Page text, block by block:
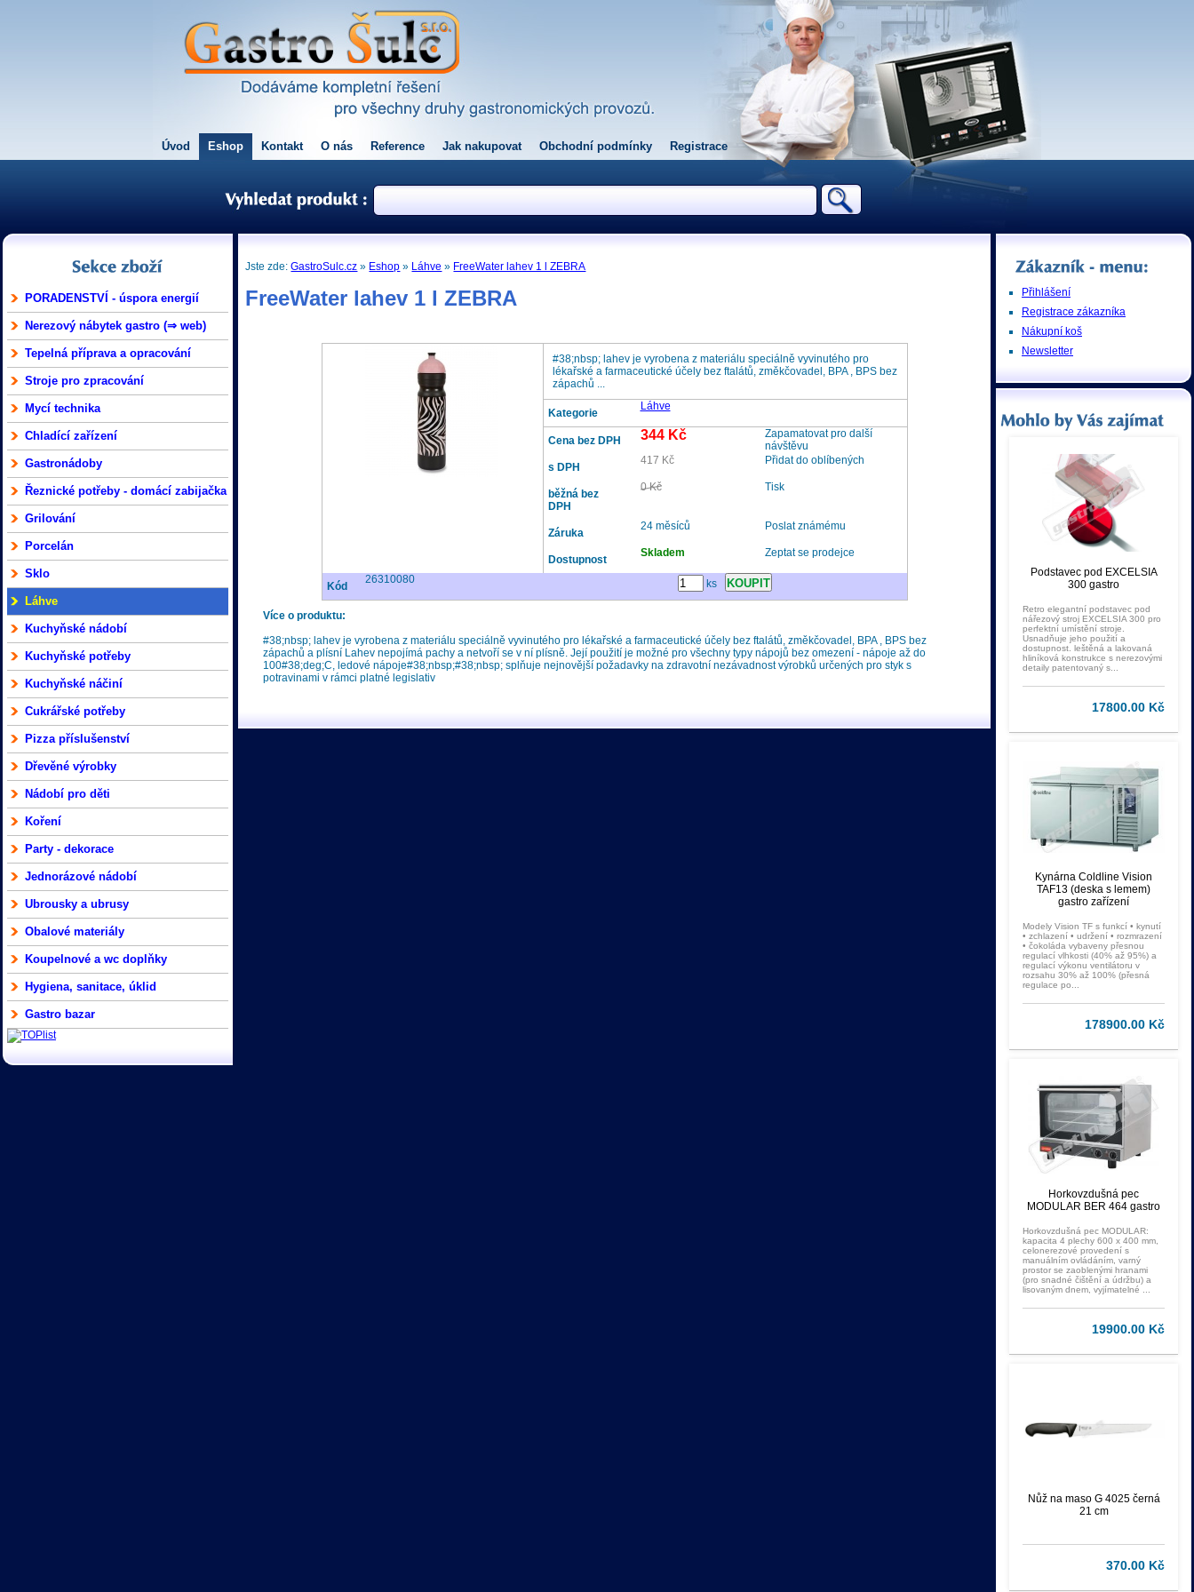
Úvod Eshop Kontakt O nás Reference Jak nakupovat Obchodní podmínky Registrace
PORADENSTVÍ - úspora energií
Nerezový nábytek gastro (⇒ web)
Tepelná příprava a opracování
Stroje pro zpracování
Mycí technika
Chladící zařízení
Gastronádoby
Řeznické potřeby - domácí zabijačka
Grilování
Porcelán
Sklo
Láhve
Kuchyňské nádobí
Kuchyňské potřeby
Kuchyňské náčiní
Cukrářské potřeby
Pizza příslušenství
Dřevěné výrobky
Nádobí pro děti
Koření
Party - dekorace
Jednorázové nádobí
Ubrousky a ubrusy
Obalové materiály
Koupelnové a wc doplňky
Hygiena, sanitace, úklid
Gastro bazar
Jste zde:GastroSulc.cz » Eshop » Láhve » FreeWater lahev 1 l ZEBRA
FreeWater lahev 1 l ZEBRA
#38;nbsp; lahev je vyrobena z materiálu speciálně vyvinutého pro
lékařské a farmaceutické účely bez ftalátů, změkčovadel, BPA , BPS bez
zápachů ...
Kategorie
Láhve
Cena bez DPH 344 Kč
Zapamatovat pro další
návštěvu
s DPH
417 Kč Přidat do oblíbených
běžná bez
DPH
0 Kč Tisk
Záruka
24 měsíců Poslat známému
Dostupnost
Skladem Zeptat se prodejce
Kód
26310080 ks
Více o produktu:
#38;nbsp; lahev je vyrobena z materiálu speciálně vyvinutého pro lékařské a farmaceutické účely bez ftalátů, změkčovadel, BPA , BPS bez
zápachů a plísní Lahev nepojímá pachy a netvoří se v ní plísně. Její použití je možné pro všechny typy nápojů bez omezení - nápoje až do
100#38;deg;C, ledové nápoje#38;nbsp;#38;nbsp; splňuje nejnovější požadavky na zdravotní nezávadnost výrobků určených pro styk s
potravinami v rámci platné legislativ
Přihlášení
Registrace zákazníka
Nákupní koš
Newsletter
Podstavec pod EXCELSIA
300 gastro
Retro elegantní podstavec pod
nářezový stroj EXCELSIA 300 pro
perfektní umístění stroje.
Usnadňuje jeho použití a
dostupnost. leštěná a lakovaná
hliníková konstrukce s nerezovými
detaily patentovaný s...
17800.00 Kč
Kynárna Coldline Vision
TAF13 (deska s lemem)
gastro zařízení
Modely Vision TF s funkcí • kynutí
• zchlazení • udržení • rozmrazení
• čokoláda vybaveny přesnou
regulací vlhkosti (40% až 95%) a
regulací výkonu ventilátoru v
rozsahu 30% až 100% (přesná
regulace po...
178900.00 Kč
Horkovzdušná pec
MODULAR BER 464 gastro
Horkovzdušná pec MODULAR:
kapacita 4 plechy 600 x 400 mm,
celonerezové provedení s
manuálním ovládáním, varný
prostor se zaoblenými hranami
(pro snadné čištění a údržbu) a
lisovaným dnem, vyjímatelné ...
19900.00 Kč
Nůž na maso G 4025 černá
21 cm
370.00 Kč